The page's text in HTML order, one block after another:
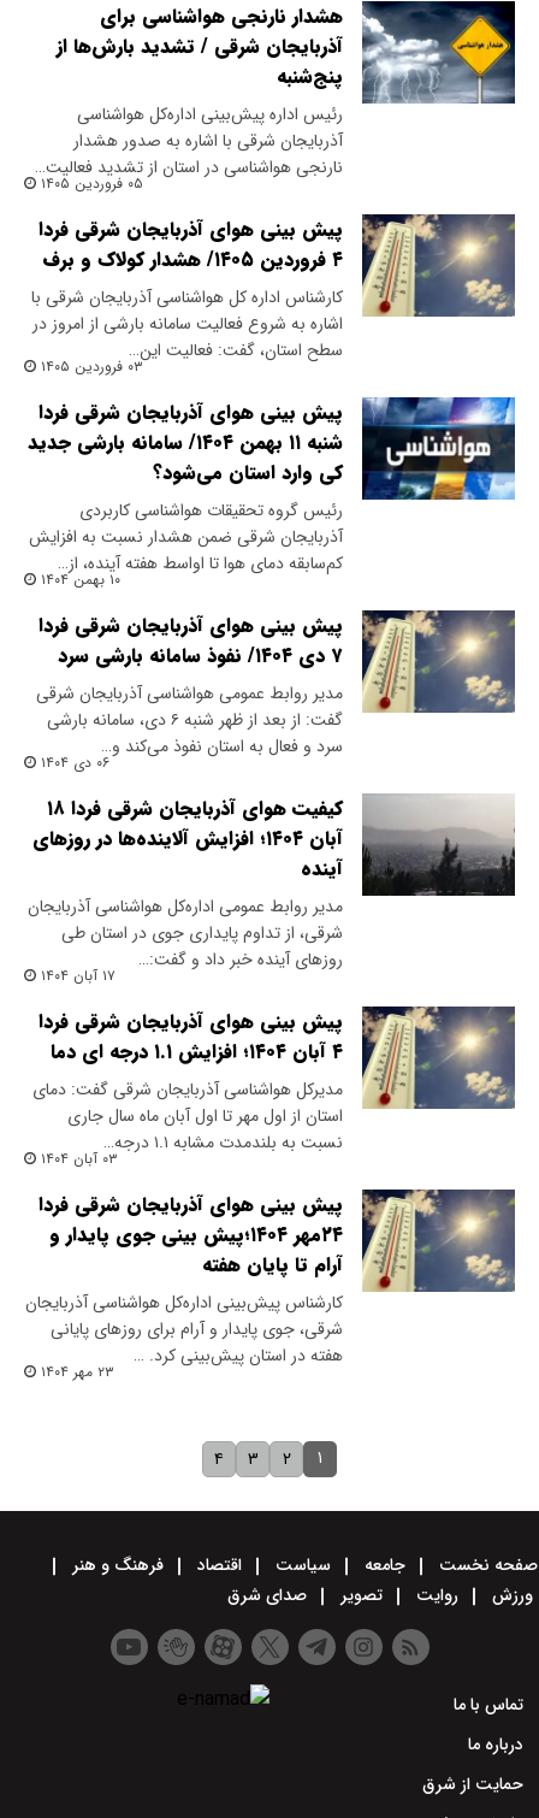
هشدار نارنجی هواشناسی برای
آذربایجان شرقی / تشدید بارش‌ها از
پنج‌شنبه
رئیس اداره پیش‌بینی اداره‌کل هواشناسی
آذربایجان شرقی با اشاره به صدور هشدار
نارنجی هواشناسی در استان از تشدید فعالیت…
۰۵ فروردین ۱۴۰۵
پیش بینی هوای آذربایجان شرقی فردا
۴ فروردین ۱۴۰۵/ هشدار کولاک و برف
​کارشناس اداره کل هواشناسی آذربایجان شرقی با
اشاره به شروع فعالیت سامانه بارشی از امروز در
سطح استان، گفت: فعالیت این…
۰۳ فروردین ۱۴۰۵
پیش بینی هوای آذربایجان شرقی فردا
شنبه ۱۱ بهمن ۱۴۰۴/ سامانه بارشی جدید
کی وارد استان می‌شود؟
رئیس گروه تحقیقات هواشناسی کاربردی
آذربایجان شرقی ضمن هشدار نسبت به افزایش
کم‌سابقه دمای هوا تا اواسط هفته آینده، از…
۱۰ بهمن ۱۴۰۴
پیش بینی هوای آذربایجان شرقی فردا
۷ دی ۱۴۰۴/ نفوذ سامانه بارشی سرد
مدیر روابط عمومی هواشناسی آذربایجان شرقی
گفت: از بعد از ظهر شنبه ۶ دی، سامانه بارشی
سرد و فعال به استان نفوذ می‌کند و…
۰۶ دی ۱۴۰۴
کیفیت هوای آذربایجان شرقی فردا ۱۸
آبان ۱۴۰۴؛ افزایش آلاینده‌ها در روزهای
آینده
مدیر روابط عمومی اداره‌کل هواشناسی آذربایجان
شرقی، از تداوم پایداری جوی در استان طی
روزهای آینده خبر داد و گفت:…
۱۷ آبان ۱۴۰۴
پیش بینی هوای آذربایجان شرقی فردا
۴ آبان ۱۴۰۴؛ افزایش ۱.۱ درجه ای دما
مدیرکل هواشناسی آذربایجان شرقی گفت: دمای
استان از اول مهر تا اول آبان ماه سال جاری
نسبت به بلندمدت مشابه ۱.۱ درجه…
۰۳ آبان ۱۴۰۴
پیش بینی هوای آذربایجان شرقی فردا
۲۴مهر ۱۴۰۴؛پیش بینی جوی پایدار و
آرام تا پایان هفته
​کارشناس پیش‌بینی اداره‌کل هواشناسی آذربایجان‌
شرقی، جوی پایدار و آرام برای روزهای پایانی
هفته در استان پیش‌بینی کرد. …
۲۳ مهر ۱۴۰۴
۱ ۲ ۳ ۴
صفحه نخست جامعه سیاست اقتصاد
فرهنگ و هنر
ورزش
روایت تصویر صدای شرق
تماس با ما
درباره ما
حمایت از شرق